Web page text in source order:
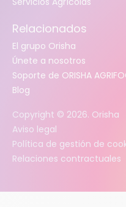
Relacionados
El grupo Orisha
Únete a nosotros
Soporte de ORISHA
Blog
Copyright © 2026. Orisha
Aviso legal
Política de gestión de
Relaciones contractuales